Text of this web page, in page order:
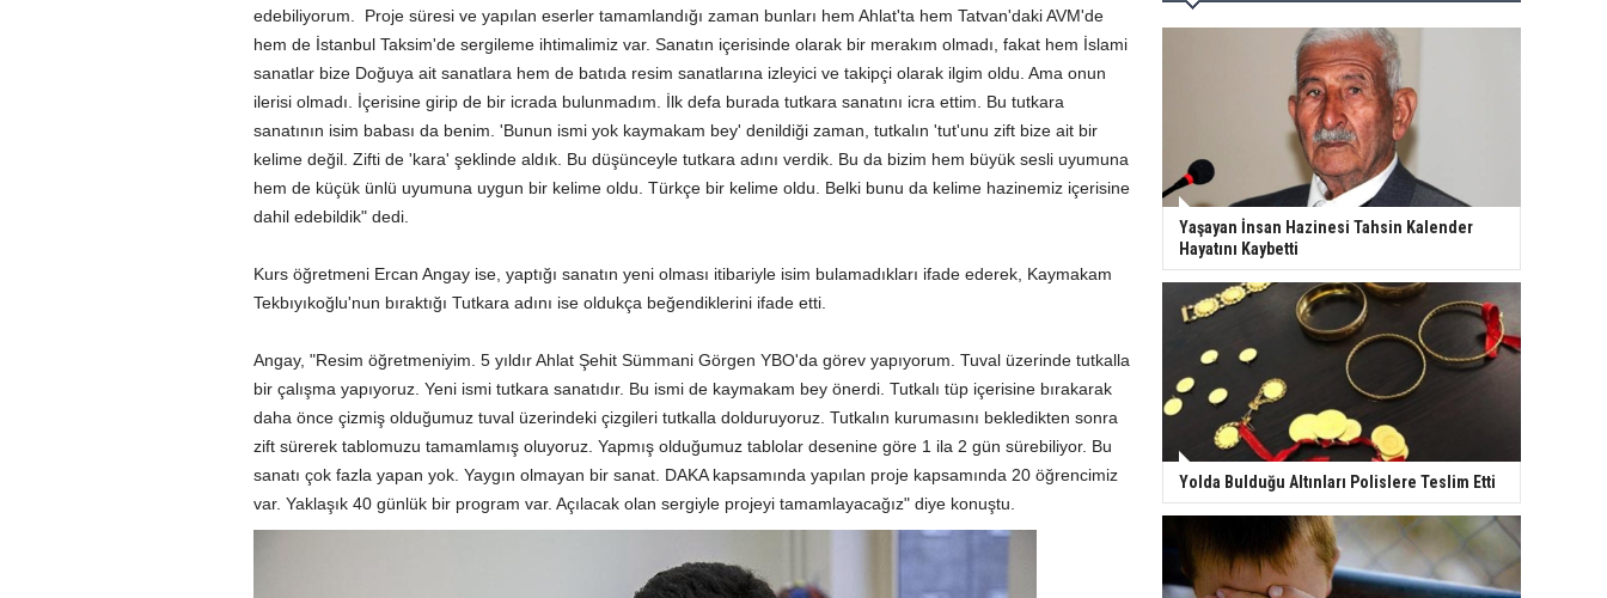
edebiliyorum. Proje süresi ve yapılan eserler tamamlandığı zaman bunları hem Ahlat'ta hem Tatvan'daki AVM'de
hem de İstanbul Taksim'de sergileme ihtimalimiz var. Sanatın içerisinde olarak bir merakım olmadı, fakat hem İslami
sanatlar bize Doğuya ait sanatlara hem de batıda resim sanatlarına izleyici ve takipçi olarak ilgim oldu. Ama onun
ilerisi olmadı. İçerisine girip de bir icrada bulunmadım. İlk defa burada tutkara sanatını icra ettim. Bu tutkara
sanatının isim babası da benim. 'Bunun ismi yok kaymakam bey' denildiği zaman, tutkalın 'tut'unu zift bize ait bir
kelime değil. Zifti de 'kara' şeklinde aldık. Bu düşünceyle tutkara adını verdik. Bu da bizim hem büyük sesli uyumuna
hem de küçük ünlü uyumuna uygun bir kelime oldu. Türkçe bir kelime oldu. Belki bunu da kelime hazinemiz içerisine
dahil edebildik" dedi.
Kurs öğretmeni Ercan Angay ise, yaptığı sanatın yeni olması itibariyle isim bulamadıkları ifade ederek, Kaymakam
Tekbıyıkoğlu'nun bıraktığı Tutkara adını ise oldukça beğendiklerini ifade etti.
Angay, "Resim öğretmeniyim. 5 yıldır Ahlat Şehit Sümmani Görgen YBO'da görev yapıyorum. Tuval üzerinde tutkalla
bir çalışma yapıyoruz. Yeni ismi tutkara sanatıdır. Bu ismi de kaymakam bey önerdi. Tutkalı tüp içerisine bırakarak
daha önce çizmiş olduğumuz tuval üzerindeki çizgileri tutkalla dolduruyoruz. Tutkalın kurumasını bekledikten sonra
zift sürerek tablomuzu tamamlamış oluyoruz. Yapmış olduğumuz tablolar desenine göre 1 ila 2 gün sürebiliyor. Bu
sanatı çok fazla yapan yok. Yaygın olmayan bir sanat. DAKA kapsamında yapılan proje kapsamında 20 öğrencimiz
var. Yaklaşık 40 günlük bir program var. Açılacak olan sergiyle projeyi tamamlayacağız" diye konuştu.
Yaşayan İnsan Hazinesi Tahsin Kalender
Hayatını Kaybetti
Yolda Bulduğu Altınları Polislere Teslim Etti